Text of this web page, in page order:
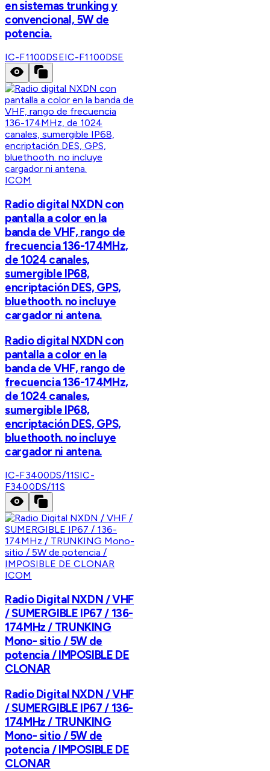
en sistemas trunking y
convencional, 5W de
potencia.
IC-F1100DSEIC-F1100DSE
ICOM
Radio digital NXDN con
pantalla a color en la
banda de VHF, rango de
frecuencia 136-174MHz,
de 1024 canales,
sumergible IP68,
encriptación DES, GPS,
bluethooth. no incluye
cargador ni antena.
Radio digital NXDN con
pantalla a color en la
banda de VHF, rango de
frecuencia 136-174MHz,
de 1024 canales,
sumergible IP68,
encriptación DES, GPS,
bluethooth. no incluye
cargador ni antena.
IC-F3400DS/11SIC-
F3400DS/11S
ICOM
Radio Digital NXDN / VHF
/ SUMERGIBLE IP67 / 136-
174MHz / TRUNKING
Mono- sitio / 5W de
potencia / IMPOSIBLE DE
CLONAR
Radio Digital NXDN / VHF
/ SUMERGIBLE IP67 / 136-
174MHz / TRUNKING
Mono- sitio / 5W de
potencia / IMPOSIBLE DE
CLONAR